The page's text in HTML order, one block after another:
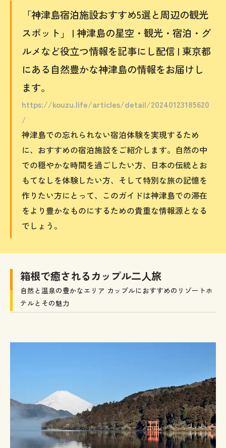
「神津島宿泊施設おすすめ5選と周辺の観光
スポット」 | 神津島の星空・観光・宿泊・グ
ルメなど役立つ情報を記事にし配信 | 東京都
にある自然豊かな神津島の情報をお届けし
ます。
https://kouzu.life/articles/detail/20240123185620
/
神津島での忘れられない宿泊体験を実現するため
に、おすすめの宿泊施設をご紹介します。自然の中
での穏やかな時間を過ごしたい方、日本の伝統とお
もてなしを体験したい方、そして特別な旅の記憶を
作りたい方にとって、このガイドは神津島での滞在
をより豊かなものにするための貴重な情報源となる
でしょう。
箱根で癒されるカップル二人旅
自然と温泉の豊かなエリア カップルにおすすめのリゾートホ
テルとその魅力